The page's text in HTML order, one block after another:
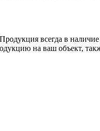
всегда в
на ваш объект,